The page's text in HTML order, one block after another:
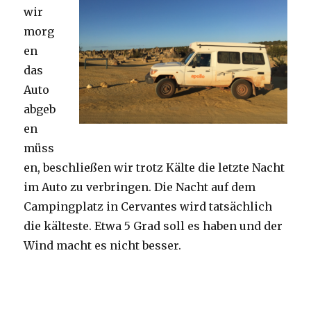
wir
morg
en
das
Auto
abgeb
en
müss
en, beschließen wir trotz Kälte die letzte Nacht
im Auto zu verbringen. Die Nacht auf dem
Campingplatz in Cervantes wird tatsächlich
die kälteste. Etwa 5 Grad soll es haben und der
Wind macht es nicht besser.